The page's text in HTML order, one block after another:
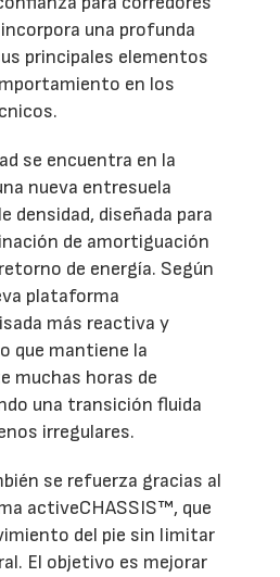
una profunda
principales elementos
en los
se encuentra en la
nueva entresuela
densidad, diseñada para
de amortiguación
de energía. Según
plataforma
más reactiva y
que mantiene la
muchas horas de
una transición fluida
irregulares.
se refuerza gracias al
activeCHASSIS™, que
del pie sin limitar
El objetivo es mejorar